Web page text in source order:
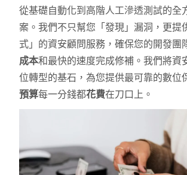
從基礎自動化到高階人工滲透測試的全
案。我們不只幫您「發現」漏洞，更提
式」的資安顧問服務，確保您的開發團
成本和最快的速度完成修補。我們將資
位轉型的基石，為您提供最可靠的數位
預算每一分錢都花費在刀口上。